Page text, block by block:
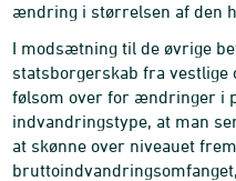
ændring i størrelsen af den
I modsætning til de øvrige
statsborgerskab fra vestlige
følsom over for ændringer i
indvandringstype, at man
at skønne over niveauet